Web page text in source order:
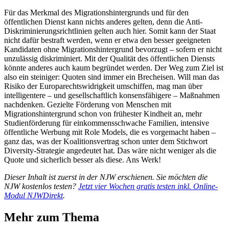
Für das Merkmal des Migrationshintergrunds und für den
öffentlichen Dienst kann nichts anderes gelten, denn die Anti-
Diskriminierungsrichtlinien gelten auch hier. Somit kann der Staat
nicht dafür bestraft werden, wenn er etwa den besser geeigneten
Kandidaten ohne Migrationshintergrund bevorzugt – sofern er nicht
unzulässig diskriminiert. Mit der Qualität des öffentlichen Diensts
könnte anderes auch kaum begründet werden. Der Weg zum Ziel ist
also ein steiniger: Quoten sind immer ein Brecheisen. Will man das
Risiko der Europarechtswidrigkeit umschiffen, mag man über
intelligentere – und gesellschaftlich konsensfähigere – Maßnahmen
nachdenken. Gezielte Förderung von Menschen mit
Migrationshintergrund schon von frühester Kindheit an, mehr
Studienförderung für einkommensschwache Familien, intensive
öffentliche Werbung mit Role Models, die es vorgemacht haben –
ganz das, was der Koalitionsvertrag schon unter dem Stichwort
Diversity-Strategie angedeutet hat. Das wäre nicht weniger als die
Quote und sicherlich besser als diese. Ans Werk!
Dieser Inhalt ist zuerst in der NJW erschienen. Sie möchten die
NJW kostenlos testen? Jetzt vier Wo­chen gra­tis tes­ten inkl. On­line-
Modul NJW­Di­rekt.
Mehr zum Thema